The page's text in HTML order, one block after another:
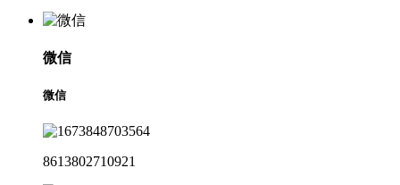
微信
微信
8613802710921